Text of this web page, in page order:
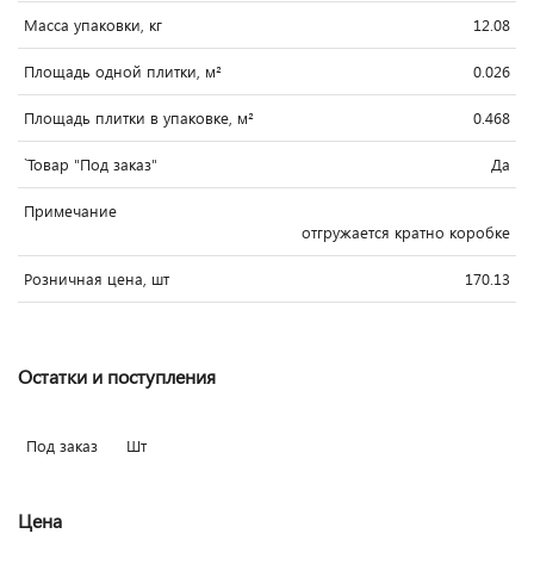
Масса упаковки, кг 12.08
Площадь одной плитки, м² 0.026
Площадь плитки в упаковке, м² 0.468
`Товар "Под заказ" Да
Примечание
отгружается кратно коробке
Розничная цена, шт 170.13
Остатки и поступления
Под заказ Шт
Цена